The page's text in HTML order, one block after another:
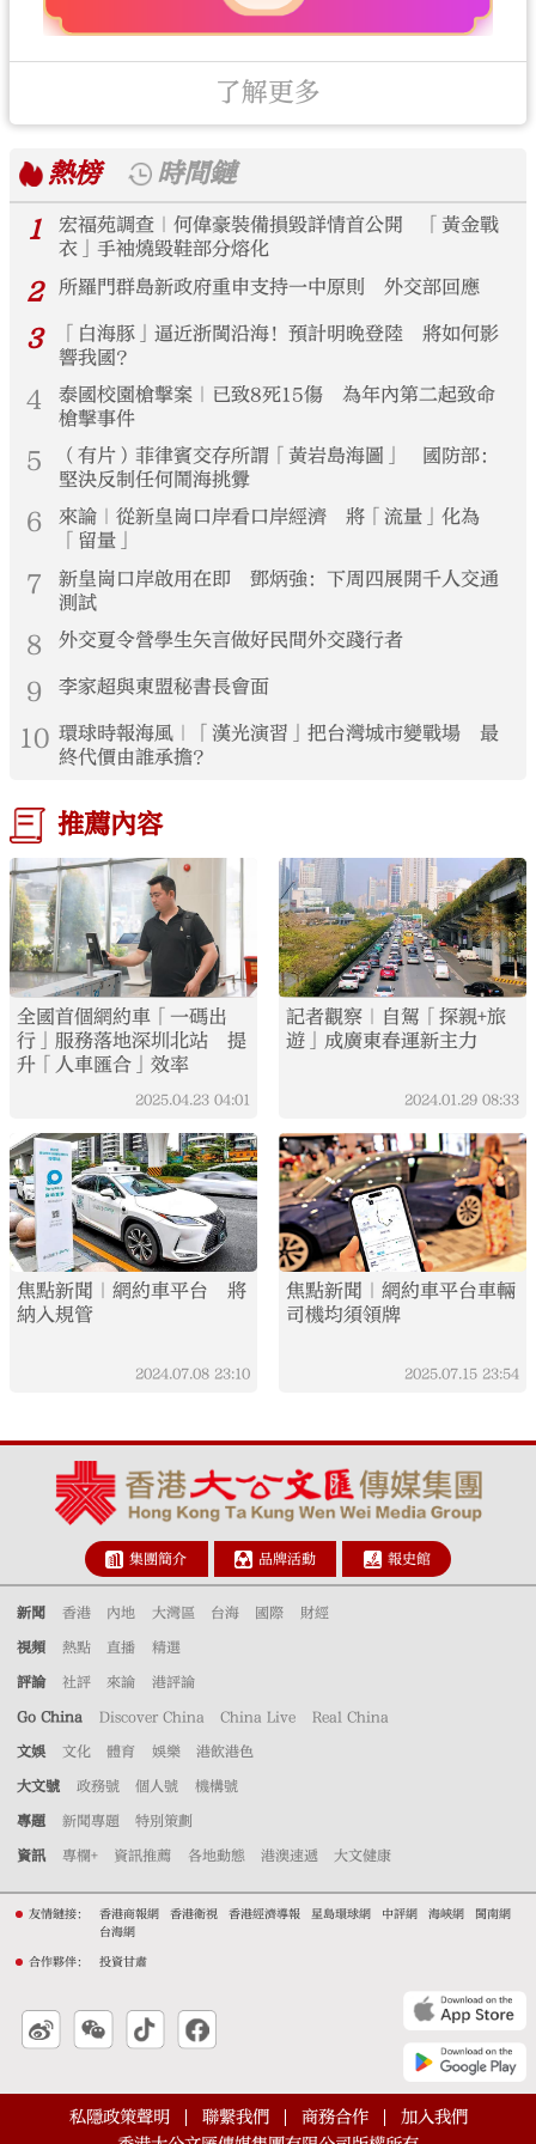
了解更多
熱榜
時間鏈
1
宏福苑調查｜何偉豪裝備損毀詳情首公開 「黃金戰
衣」手袖燒毀鞋部分熔化
2 所羅門群島新政府重申支持一中原則 外交部回應
3
「白海豚」逼近浙閩沿海！預計明晚登陸 將如何影
響我國？
4
泰國校園槍擊案｜已致8死15傷 為年內第二起致命
槍擊事件
5
（有片）菲律賓交存所謂「黃岩島海圖」 國防部：
堅決反制任何鬧海挑釁
6
來論｜從新皇崗口岸看口岸經濟 將「流量」化為
「留量」
7
新皇崗口岸啟用在即 鄧炳強：下周四展開千人交通
測試
8 外交夏令營學生矢言做好民間外交踐行者
9 李家超與東盟秘書長會面
10 環球時報海風｜「漢光演習」把台灣城市變戰場 最
終代價由誰承擔？
推薦內容
全國首個網約車「一碼出
行」服務落地深圳北站 提
升「人車匯合」效率
2025.04.23 04:01
記者觀察｜自駕「探親+旅
遊」成廣東春運新主力
2024.01.29 08:33
焦點新聞｜網約車平台 將
納入規管
2024.07.08 23:10
焦點新聞｜網約車平台車輛
司機均須領牌
2025.07.15 23:54
集團簡介 品牌活動 報史館
新聞 香港 內地 大灣區 台海 國際 財經
視頻 熱點 直播 精選
評論 社評 來論 港評論
Go China Discover China China Live Real China
文娛 文化 體育 娛樂 港飲港色
大文號 政務號 個人號 機構號
專題 新聞專題 特別策劃
資訊 專欄+ 資訊推薦 各地動態 港澳速遞 大文健康
友情鏈接： 香港商報網 香港衛視 香港經濟導報 星島環球網 中評網 海峽網
閩南網
台海網
合作夥伴： 投資甘肅
私隱政策聲明 聯繫我們 商務合作
加入我們